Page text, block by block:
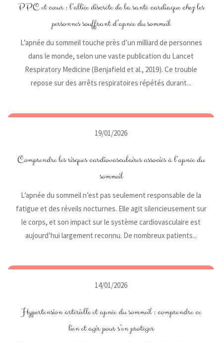
PPC et cœur : l’alliée discrète de la santé cardiaque chez les
personnes souffrant d’apnée du sommeil
L’apnée du sommeil touche près d’un milliard de personnes
dans le monde, selon une vaste publication du Lancet
Respiratory Medicine (Benjafield et al., 2019). Ce trouble
repose sur des arrêts respiratoires répétés durant...
19/01/2026
Comprendre les risques cardiovasculaires associés à l’apnée du
sommeil
L’apnée du sommeil n’est pas seulement responsable de la
fatigue et des réveils nocturnes. Elle agit silencieusement sur
le corps, et son impact sur le système cardiovasculaire est
aujourd’hui largement reconnu. De nombreux patients...
14/01/2026
Hypertension artérielle et apnée du sommeil : comprendre ce
lien et agir pour s’en protéger